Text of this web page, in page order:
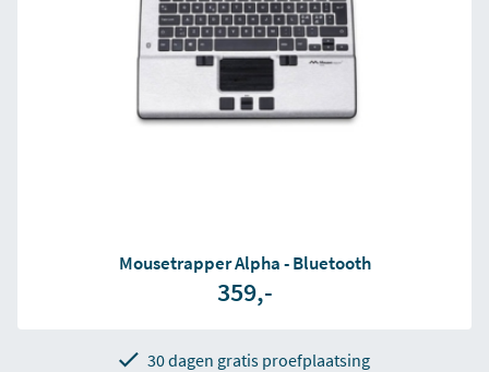
Mousetrapper Alpha - Bluetooth
359,-
30 dagen gratis proefplaatsing